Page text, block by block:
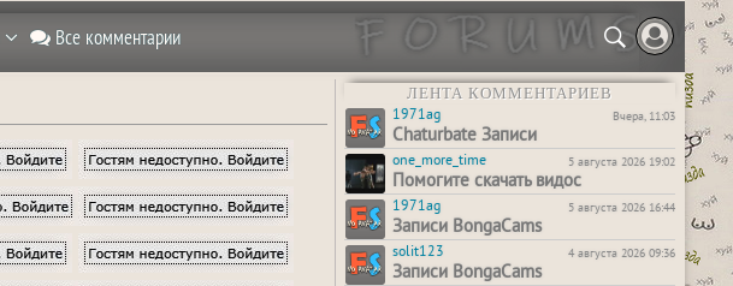
Все комментарии
ЛЕНТА КОММЕНТАРИЕВ
1971ag
Вчера, 11:03
Chaturbate Записи
one_more_time 5 августа 2026 19:02
Помогите скачать видос
1971ag 5 августа 2026 16:44
Записи BongaCams
solit123 4 августа 2026 09:36
Записи BongaCams